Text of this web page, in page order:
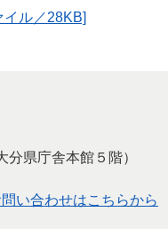
ル／28KB]
県庁舎本館５階）
い合わせはこちらから